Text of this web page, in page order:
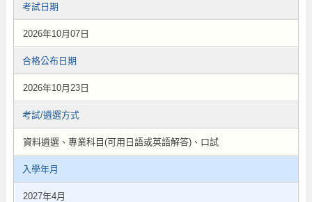
考試日期
2026年10月07日
合格公布日期
2026年10月23日
考試/遴選方式
資料遴選、專業科目(可用日語或英語解答)、口試
入學年月
2027年4月